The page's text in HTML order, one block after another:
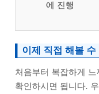
에 진행
이제 직접 해볼
처음부터 복잡하게
확인하시면 됩니다.